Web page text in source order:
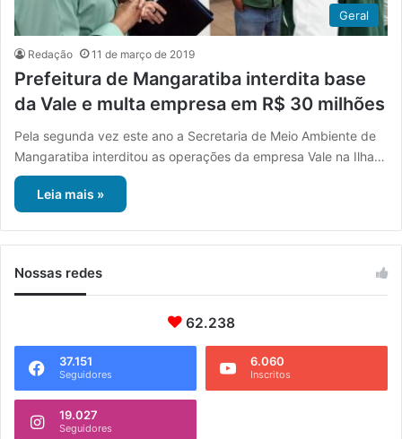
Geral
Redação 11 de março de 2019
Prefeitura de Mangaratiba interdita base
da Vale e multa empresa em R$ 30 milhões
Pela segunda vez este ano a Secretaria de Meio Ambiente de
Mangaratiba interditou as operações da empresa Vale na Ilha…
Leia mais »
Nossas redes
62.238
37.151
Seguidores
6.060
Inscritos
19.027
Seguidores